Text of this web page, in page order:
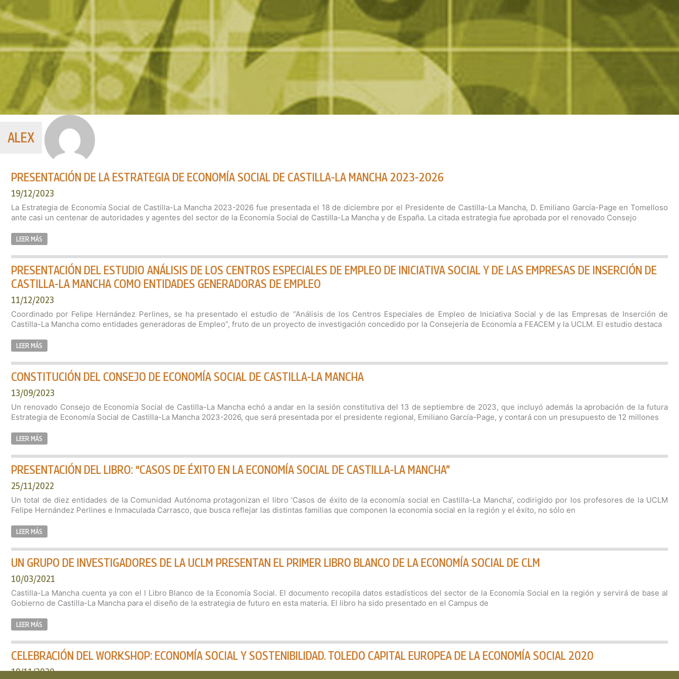
ALEX
PRESENTACIÓN DE LA ESTRATEGIA DE ECONOMÍA SOCIAL DE CASTILLA-LA MANCHA 2023-2026
19/12/2023
La Estrategia de Economía Social de Castilla-La Mancha 2023-2026 fue presentada el 18 de diciembre por el Presidente de Castilla-La Mancha, D. Emiliano García-Page en Tomelloso
ante casi un centenar de autoridades y agentes del sector de la Economía Social de Castilla-La Mancha y de España. La citada estrategia fue aprobada por el renovado Consejo
LEER MÁS
PRESENTACIÓN DEL ESTUDIO ANÁLISIS DE LOS CENTROS ESPECIALES DE EMPLEO DE INICIATIVA SOCIAL Y DE LAS EMPRESAS DE INSERCIÓN DE
CASTILLA-LA MANCHA COMO ENTIDADES GENERADORAS DE EMPLEO
11/12/2023
Coordinado por Felipe Hernández Perlines, se ha presentado el estudio de “Análisis de los Centros Especiales de Empleo de Iniciativa Social y de las Empresas de Inserción de
Castilla-La Mancha como entidades generadoras de Empleo”, fruto de un proyecto de investigación concedido por la Consejería de Economía a FEACEM y la UCLM. El estudio destaca
LEER MÁS
CONSTITUCIÓN DEL CONSEJO DE ECONOMÍA SOCIAL DE CASTILLA-LA MANCHA
13/09/2023
Un renovado Consejo de Economía Social de Castilla-La Mancha echó a andar en la sesión constitutiva del 13 de septiembre de 2023, que incluyó además la aprobación de la futura
Estrategia de Economía Social de Castilla-La Mancha 2023-2026, que será presentada por el presidente regional, Emiliano García-Page, y contará con un presupuesto de 12 millones
LEER MÁS
PRESENTACIÓN DEL LIBRO: “CASOS DE ÉXITO EN LA ECONOMÍA SOCIAL DE CASTILLA-LA MANCHA”
25/11/2022
Un total de diez entidades de la Comunidad Autónoma protagonizan el libro ‘Casos de éxito de la economía social en Castilla-La Mancha’, codirigido por los profesores de la UCLM
Felipe Hernández Perlines e Inmaculada Carrasco, que busca reflejar las distintas familias que componen la economía social en la región y el éxito, no sólo en
LEER MÁS
UN GRUPO DE INVESTIGADORES DE LA UCLM PRESENTAN EL PRIMER LIBRO BLANCO DE LA ECONOMÍA SOCIAL DE CLM
10/03/2021
Castilla-La Mancha cuenta ya con el I Libro Blanco de la Economía Social. El documento recopila datos estadísticos del sector de la Economía Social en la región y servirá de base al
Gobierno de Castilla-La Mancha para el diseño de la estrategia de futuro en esta materia. El libro ha sido presentado en el Campus de
LEER MÁS
CELEBRACIÓN DEL WORKSHOP: ECONOMÍA SOCIAL Y SOSTENIBILIDAD. TOLEDO CAPITAL EUROPEA DE LA ECONOMÍA SOCIAL 2020
19/11/2020